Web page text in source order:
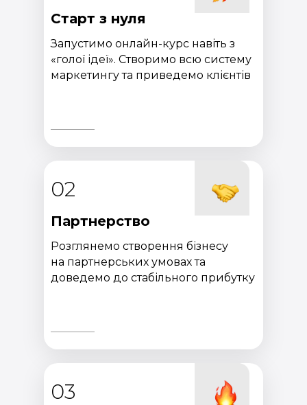
Старт з нуля
Партнерство
02
03
Запустимо онлайн-курс навіть з
«голої ідеї». Створимо всю систему
маркетингу та приведемо клієнтів
Розглянемо створення бізнесу
на партнерських умовах та
доведемо до стабільного прибутку